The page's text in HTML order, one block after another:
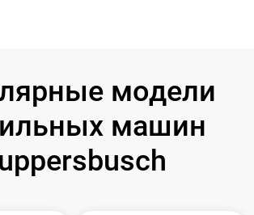
модели
машин